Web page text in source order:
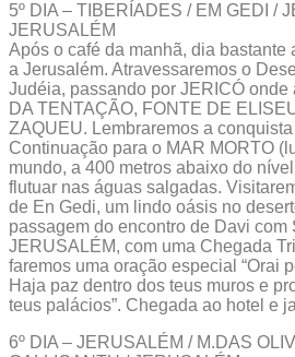
5º DIA – TIBERÍADES / EM GEDI /
JERUSALÉM
Após o café da manhã, dia bastante
a Jerusalém. Atravessaremos o
Judéia, passando por JERICÓ onde
DA TENTAÇÃO, FONTE DE
ZAQUEU. Lembraremos a
Continuação para o MAR MORTO
mundo, a 400 metros abaixo do
flutuar nas águas salgadas.
de En Gedi, um lindo oásis no
passagem do encontro de Davi com
JERUSALÉM, com uma Chegada
faremos uma oração especial “Orai
Haja paz dentro dos teus muros e
teus palácios”. Chegada ao hotel e
6º DIA – JERUSALÉM / M.DAS